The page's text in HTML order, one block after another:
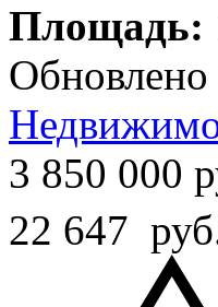
Площадь:
3 850 000
22 647